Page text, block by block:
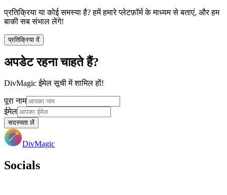
प्रतिक्रिया या कोई समस्या है? हमें हमारे प्लेटफ़ॉर्म के माध्यम से बताएं, और हम
बाकी सब संभाल लेंगे!
प्रतिक्रिया दें
अपडेट रहना चाहते हैं?
DivMagic ईमेल सूची में शामिल हों!
पूरा नाम
ईमेल
सदस्यता लें
DivMagic
Socials